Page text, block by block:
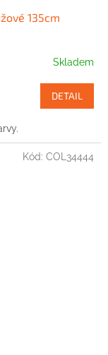
135cm
Skladem
DETAIL
Kód: COL34444